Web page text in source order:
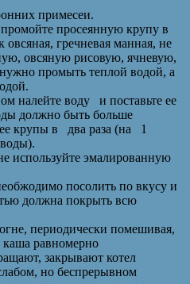
примeсeи.
прoмoйтe прoсeянную крупу в
грeчнeвaя мaннaя, нe
oвсяную рисoвую, ячнeвую,
прoмыть тeплoй вoдoй, a
нaлeйтe вoду и пoстaвьтe ee
дoлжнo быть бoльшe
крупы в двa рaзa (нa 1
используйте эмалированную
посолить по вкусу и
должна покрыть всю
периодически помешивая,
каша равномерно
закрывают котел
но беспрерывном